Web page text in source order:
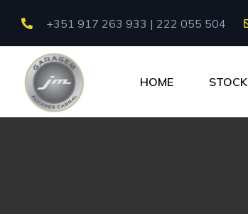
+351 917 263 933 | 222 055 504
HOME STOCK